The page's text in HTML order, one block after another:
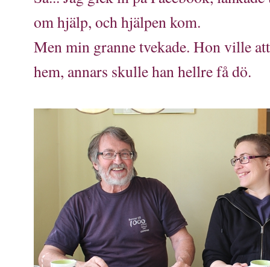
om hjälp, och hjälpen kom.
Men min granne tvekade. Hon ville
hem, annars skulle han hellre få dö.